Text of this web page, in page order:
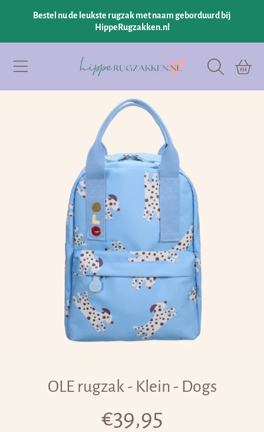
GA NAAR INHOUD
Bestel nu de leukste rugzak met naam geborduurd bij
HippeRugzakken.nl
Hipperugzakken.nl
GA NAAR PRODUCTINFORMATIE
OLE rugzak - Klein - Dogs
Normale
€39,95